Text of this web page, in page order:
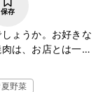
保存
ょうか。お好きな
は、お店とは一味
で、ぜひ試してみ
夏野菜